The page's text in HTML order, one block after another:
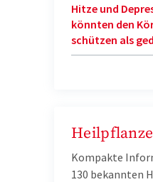
Hitze und
könnten den
schützen als
Kompakte
130 bekannten